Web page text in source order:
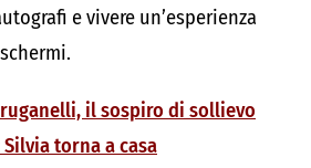
e vivere un’esperienza
il sospiro di sollievo
torna a casa